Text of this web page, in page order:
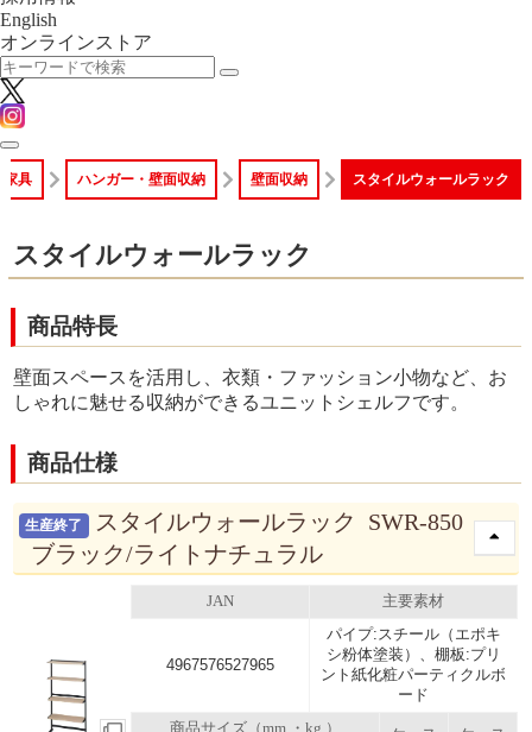
English
オンラインストア
家具 ハンガー・壁面収納 壁面収納 スタイルウォールラック
スタイルウォールラック
商品特長
壁面スペースを活用し、衣類・ファッション小物など、お
しゃれに魅せる収納ができるユニットシェルフです。
商品仕様
生産終了
スタイルウォールラック SWR-850
ブラック/ライトナチュラル
JAN 主要素材
4967576527965
パイプ:スチール（エポキ
シ粉体塗装）、棚板:プリ
ント紙化粧パーティクルボ
ード